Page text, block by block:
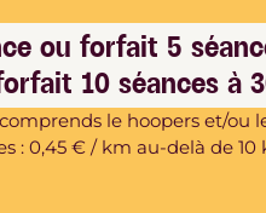
ou forfait 5
10 séances à
le hoopers et/ou
: 0,45 € / km au-delà de 10